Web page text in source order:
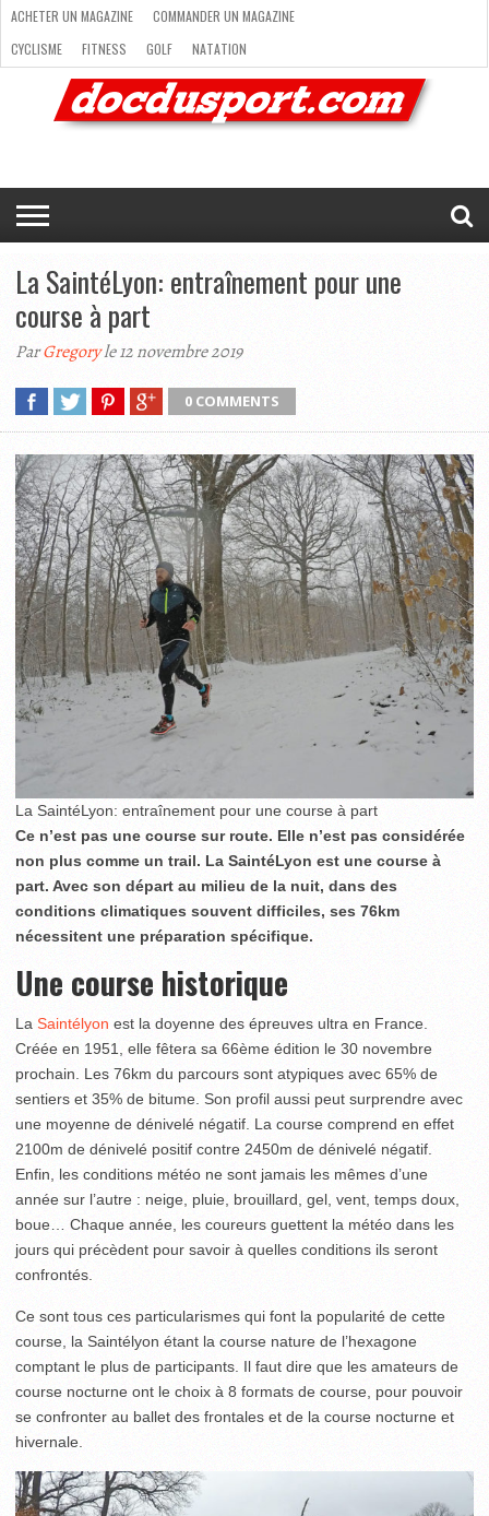
ACHETER
MAGAZINE
COMMANDER
UN
MAGAZINE
CYCLISME
FITNESS
GOLF
NATATION
RANDONNÉE
RUNNING
SKI
TRAIL
RUNNING
TRIATHLON
VOILE
NEWSLETTER
MAG’
EN
LIGNE
NOUS
CONTACTER
ACHETER UN MAGAZINE
COMMANDER UN MAGAZINE
CYCLISME
FITNESS GOLF
NATATION
RANDONNÉE
RUNNING SKI
TRAIL RUNNING
TRIATHLON
VOILE NEWSLETTER
MAG’ EN LIGNE
La SaintéLyon: entraînement pour une
course à part
ParGregoryle 12 novembre 2019
0 COMMENTS
La SaintéLyon: entraînement pour une course à part
Ce n’est pas une course sur route. Elle n’est pas considérée
non plus comme un trail. La SaintéLyon est une course à
part. Avec son départ au milieu de la nuit, dans des
conditions climatiques souvent difficiles, ses 76km
nécessitent une préparation spécifique.
Une course historique
La Saintélyon est la doyenne des épreuves ultra en France.
Créée en 1951, elle fêtera sa 66ème édition le 30 novembre
prochain. Les 76km du parcours sont atypiques avec 65% de
sentiers et 35% de bitume. Son profil aussi peut surprendre avec
une moyenne de dénivelé négatif. La course comprend en effet
2100m de dénivelé positif contre 2450m de dénivelé négatif.
Enfin, les conditions météo ne sont jamais les mêmes d’une
année sur l’autre : neige, pluie, brouillard, gel, vent, temps doux,
boue… Chaque année, les coureurs guettent la météo dans les
jours qui précèdent pour savoir à quelles conditions ils seront
confrontés.
Ce sont tous ces particularismes qui font la popularité de cette
course, la Saintélyon étant la course nature de l’hexagone
comptant le plus de participants. Il faut dire que les amateurs de
course nocturne ont le choix à 8 formats de course, pour pouvoir
se confronter au ballet des frontales et de la course nocturne et
hivernale.